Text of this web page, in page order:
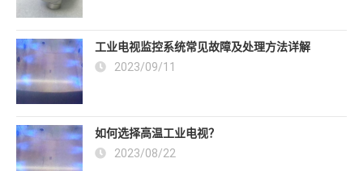
工业电视监控系统常见故障及处理方法详解
2023/09/11
如何选择高温工业电视？
2023/08/22